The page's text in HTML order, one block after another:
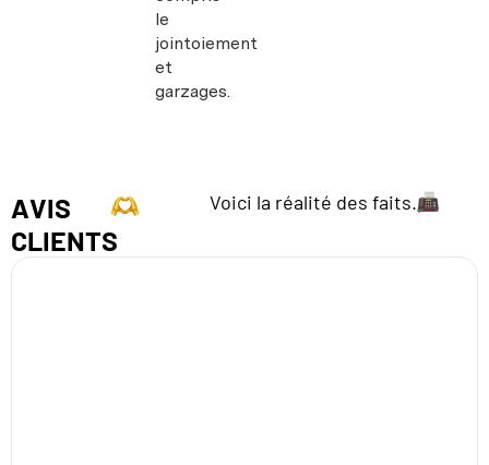
le
jointoiement
et
garzages.
AVIS
CLIENTS
Voici la réalité des faits.